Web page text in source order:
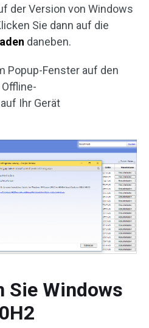
der Version von Windows
Sie dann auf die
daneben.
Popup-Fenster auf den
Ihr Gerät
Sie Windows